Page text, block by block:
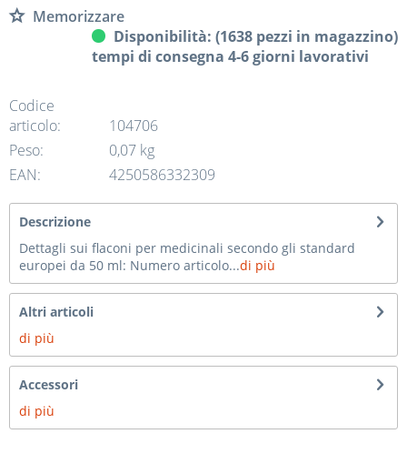
Memorizzare
Disponibilità: (1638 pezzi in magazzino)
tempi di consegna 4-6 giorni lavorativi
Codice
articolo:
104706
Peso:
0,07 kg
EAN:
4250586332309
Descrizione
Dettagli sui flaconi per medicinali secondo gli standard
europei da 50 ml: Numero articolo...di più
Altri articoli
di più
Accessori
di più